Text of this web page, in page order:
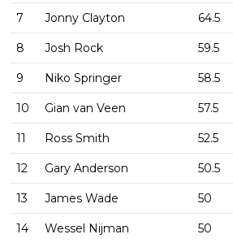
7 Jonny Clayton 64.5
8 Josh Rock 59.5
9 Niko Springer 58.5
10 Gian van Veen 57.5
11 Ross Smith 52.5
12 Gary Anderson 50.5
13 James Wade 50
14 Wessel Nijman 50